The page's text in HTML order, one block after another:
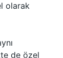
olarak
de özel